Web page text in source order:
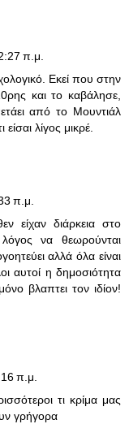
π.μ.
Εκεί που στην
και το καβάλησε,
από το Μουντιάλ
λίγος μικρέ.
π.μ.
είχαν διάρκεια στο
να θεωρούνται
αλλά όλα είναι
αυτοί η δημοσιότητα
βλαπτει τον ιδίον!
π.μ.
τι κρίμα μας
γρήγορα